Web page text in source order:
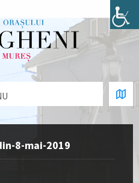
8-mai-2019